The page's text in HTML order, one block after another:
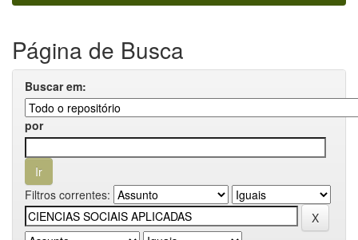
Página de Busca
Buscar em:
por
Filtros correntes: